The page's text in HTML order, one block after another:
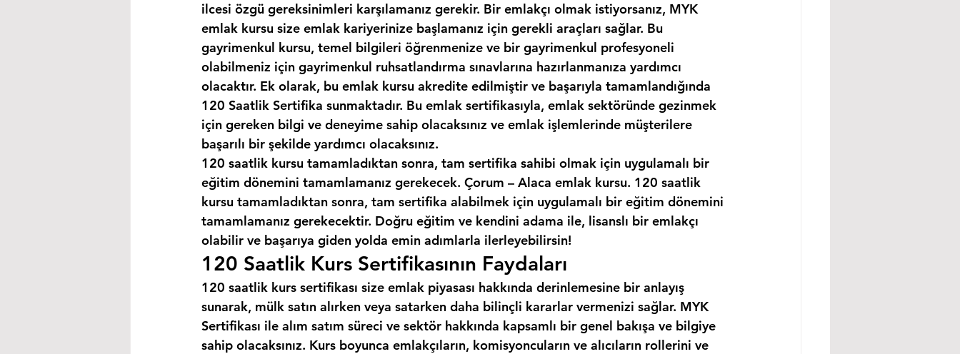
ilcesi özgü gereksinimleri karşılamanız gerekir. Bir emlakçı olmak istiyorsanız, MYK
emlak kursu size emlak kariyerinize başlamanız için gerekli araçları sağlar. Bu
gayrimenkul kursu, temel bilgileri öğrenmenize ve bir gayrimenkul profesyoneli
olabilmeniz için gayrimenkul ruhsatlandırma sınavlarına hazırlanmanıza yardımcı
olacaktır. Ek olarak, bu emlak kursu akredite edilmiştir ve başarıyla tamamlandığında
120 Saatlik Sertifika sunmaktadır. Bu emlak sertifikasıyla, emlak sektöründe gezinmek
için gereken bilgi ve deneyime sahip olacaksınız ve emlak işlemlerinde müşterilere
başarılı bir şekilde yardımcı olacaksınız.
120 saatlik kursu tamamladıktan sonra, tam sertifika sahibi olmak için uygulamalı bir
eğitim dönemini tamamlamanız gerekecek. Çorum – Alaca emlak kursu. 120 saatlik
kursu tamamladıktan sonra, tam sertifika alabilmek için uygulamalı bir eğitim dönemini
tamamlamanız gerekecektir. Doğru eğitim ve kendini adama ile, lisanslı bir emlakçı
olabilir ve başarıya giden yolda emin adımlarla ilerleyebilirsin!
120 Saatlik Kurs Sertifikasının Faydaları
120 saatlik kurs sertifikası size emlak piyasası hakkında derinlemesine bir anlayış
sunarak, mülk satın alırken veya satarken daha bilinçli kararlar vermenizi sağlar. MYK
Sertifikası ile alım satım süreci ve sektör hakkında kapsamlı bir genel bakışa ve bilgiye
sahip olacaksınız. Kurs boyunca emlakçıların, komisyoncuların ve alıcıların rollerini ve